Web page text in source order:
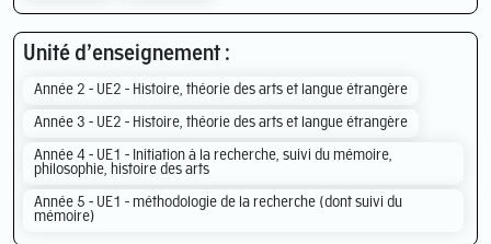
Unité d’enseignement :
Année 2 - UE2 - Histoire, théorie des arts et langue étrangère
Année 3 - UE2 - Histoire, théorie des arts et langue étrangère
Année 4 - UE1 - Initiation à la recherche, suivi du mémoire,
philosophie, histoire des arts
Année 5 - UE1 - méthodologie de la recherche (dont suivi du
mémoire)